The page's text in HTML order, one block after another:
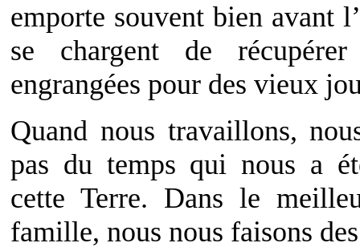
emporte souvent bien avant
se chargent de
engrangées pour des vieux
Quand nous travaillons,
pas du temps qui nous a
cette Terre. Dans le
famille, nous nous faisons